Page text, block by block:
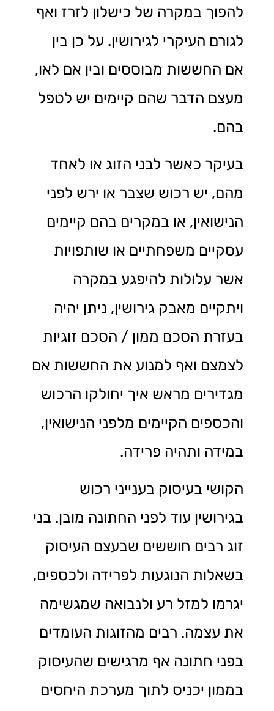
להפוך במקרה של כישלון לזרז ואף
לגורם העיקרי לגירושין. על כן בין
אם החששות מבוססים ובין אם לאו,
מעצם הדבר שהם קיימים יש לטפל
בהם.
בעיקר כאשר לבני הזוג או לאחד
מהם, יש רכוש שצבר או ירש לפני
הנישואין, או במקרים בהם קיימים
עסקיים משפחתיים או שותפויות
אשר עלולות להיפגע במקרה
ויתקיים מאבק גירושין, ניתן יהיה
בעזרת הסכם ממון / הסכם זוגיות
לצמצם ואף למנוע את החששות אם
מגדירים מראש איך יחולקו הרכוש
והכספים הקיימים מלפני הנישואין,
במידה ותהיה פרידה.
הקושי בעיסוק בענייני רכוש
בגירושין עוד לפני החתונה מובן. בני
זוג רבים חוששים שבעצם העיסוק
בשאלות הנוגעות לפרידה ולכספים,
יגרמו למזל רע ולנבואה שמגשימה
את עצמה. רבים מהזוגות העומדים
בפני חתונה אף מרגישים שהעיסוק
בממון יכניס לתוך מערכת היחסים